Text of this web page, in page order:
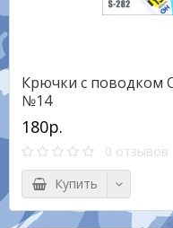
Крючки с поводком
№14
180р.
0 отзывов
Купить